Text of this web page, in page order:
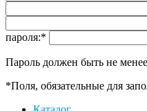
пароля:*
Пароль должен быть не
*Поля, обязательные для